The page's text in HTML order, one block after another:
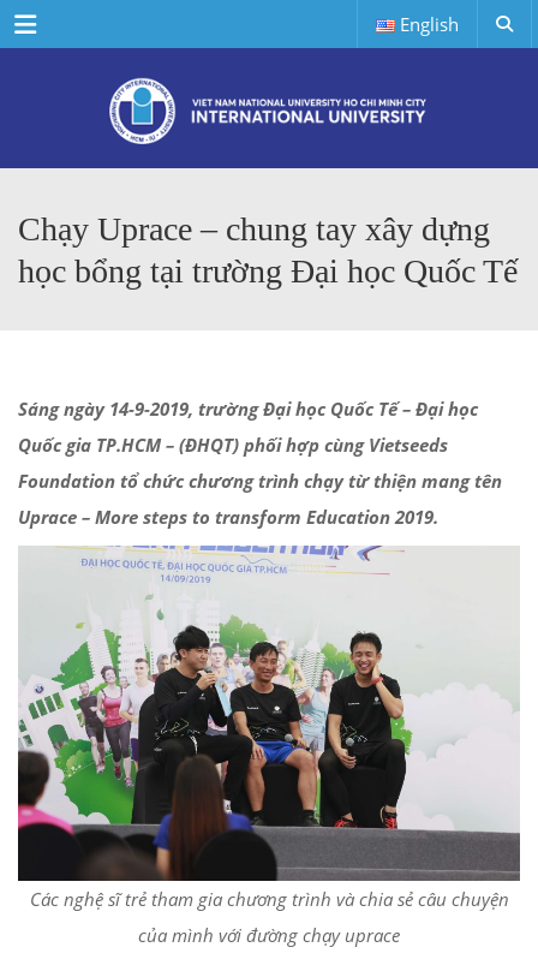
Menu English
Chạy Uprace – chung tay xây dựng
học bổng tại trường Đại học Quốc Tế
Sáng ngày 14-9-2019, trường Đại học Quốc Tế – Đại học
Quốc gia TP.HCM – (ĐHQT) phối hợp cùng Vietseeds
Foundation tổ chức chương trình chạy từ thiện mang tên
Uprace – More steps to transform Education 2019.
Các nghệ sĩ trẻ tham gia chương trình và chia sẻ câu chuyện
của mình với đường chạy uprace